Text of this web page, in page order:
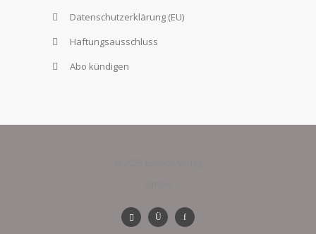
Datenschutzerklärung (EU)
Haftungsausschluss
Abo kündigen